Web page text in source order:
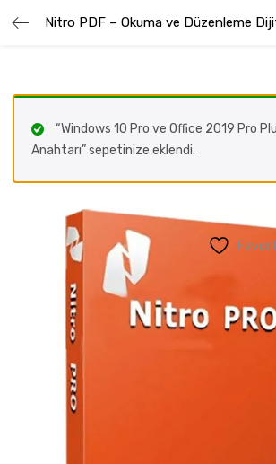
GIRIŞ YAP
Beni hatırla
Şifremi Unuttum
“Windows 10 Pro ve Office 2019 Pro
Anahtarı” sepetinize eklendi.